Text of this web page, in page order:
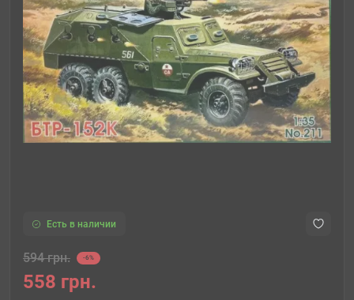
Есть в наличии
594 грн. -6%
558 грн.